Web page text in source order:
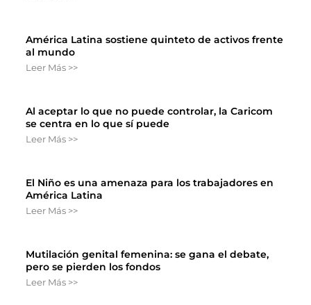
América Latina sostiene quinteto de activos frente
al mundo
Leer Más >>
Al aceptar lo que no puede controlar, la Caricom
se centra en lo que sí puede
Leer Más >>
El Niño es una amenaza para los trabajadores en
América Latina
Leer Más >>
Mutilación genital femenina: se gana el debate,
pero se pierden los fondos
Leer Más >>